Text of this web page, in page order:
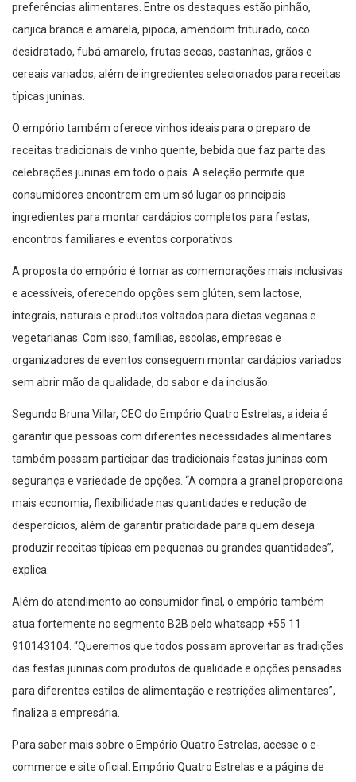
preferências alimentares. Entre os destaques estão pinhão,
canjica branca e amarela, pipoca, amendoim triturado, coco
desidratado, fubá amarelo, frutas secas, castanhas, grãos e
cereais variados, além de ingredientes selecionados para receitas
típicas juninas.
O empório também oferece vinhos ideais para o preparo de
receitas tradicionais de vinho quente, bebida que faz parte das
celebrações juninas em todo o país. A seleção permite que
consumidores encontrem em um só lugar os principais
ingredientes para montar cardápios completos para festas,
encontros familiares e eventos corporativos.
A proposta do empório é tornar as comemorações mais inclusivas
e acessíveis, oferecendo opções sem glúten, sem lactose,
integrais, naturais e produtos voltados para dietas veganas e
vegetarianas. Com isso, famílias, escolas, empresas e
organizadores de eventos conseguem montar cardápios variados
sem abrir mão da qualidade, do sabor e da inclusão.
Segundo Bruna Villar, CEO do Empório Quatro Estrelas, a ideia é
garantir que pessoas com diferentes necessidades alimentares
também possam participar das tradicionais festas juninas com
segurança e variedade de opções. “A compra a granel proporciona
mais economia, flexibilidade nas quantidades e redução de
desperdícios, além de garantir praticidade para quem deseja
produzir receitas típicas em pequenas ou grandes quantidades”,
explica.
Além do atendimento ao consumidor final, o empório também
atua fortemente no segmento B2B pelo whatsapp +55 11
910143104. “Queremos que todos possam aproveitar as tradições
das festas juninas com produtos de qualidade e opções pensadas
para diferentes estilos de alimentação e restrições alimentares”,
finaliza a empresária.
Para saber mais sobre o Empório Quatro Estrelas, acesse o e-
commerce e site oficial: Empório Quatro Estrelas e a página de